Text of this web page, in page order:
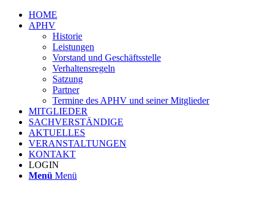
HOME
APHV
Historie
Leistungen
Vorstand und Geschäftsstelle
Verhaltensregeln
Satzung
Partner
Termine des APHV und seiner Mitglieder
MITGLIEDER
SACHVERSTÄNDIGE
AKTUELLES
VERANSTALTUNGEN
KONTAKT
LOGIN
Menü Menü